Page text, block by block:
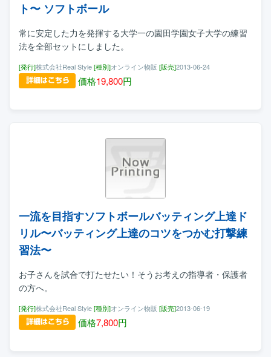
ト〜 ソフトボール
常に安定した力を発揮する大学一の園田学園女子大学の練習
法を全部セットにしました。
[発行]株式会社Real Style[種別]オンライン物販 [販売]2013-06-24
価格19,800円
一流を目指すソフトボールバッティング上達ド
リル〜バッティング上達のコツをつかむ打撃練
習法〜
お子さんを試合で打たせたい！そうお考えの指導者・保護者
の方へ。
[発行]株式会社Real Style[種別]オンライン物販 [販売]2013-06-19
価格7,800円